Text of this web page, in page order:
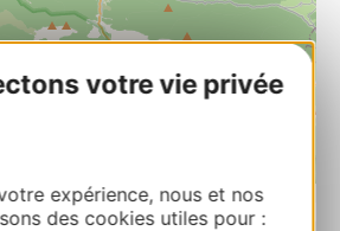
votre vie privée
expérience, nous et nos
des cookies utiles pour :
Leaflet| Map data ©OpenStreetMap contributors